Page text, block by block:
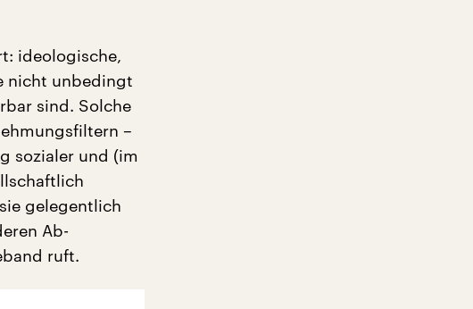
ideologische,
nicht unbedingt
sind. Solche
–
sozialer und (im
gelegentlich
Ab-
ruft.